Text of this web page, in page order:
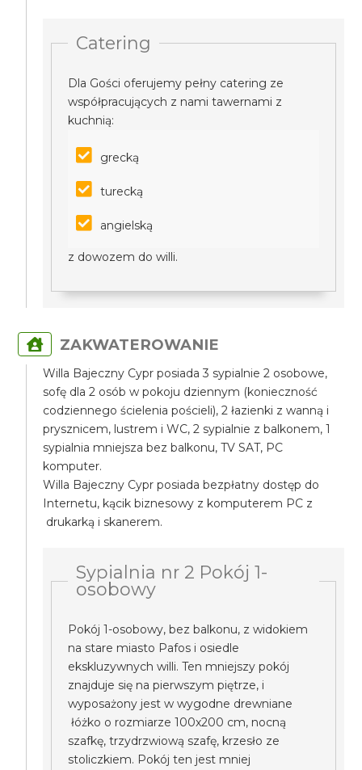
Catering
Dla Gości oferujemy pełny catering ze
współpracujących z nami tawernami z
kuchnią:
grecką
turecką
angielską
z dowozem do willi.
ZAKWATEROWANIE
Willa Bajeczny Cypr posiada 3 sypialnie 2 osobowe,
sofę dla 2 osób w pokoju dziennym (konieczność
codziennego ścielenia pościeli), 2 łazienki z wanną i
prysznicem, lustrem i WC, 2 sypialnie z balkonem, 1
sypialnia mniejsza bez balkonu, TV SAT, PC
komputer.
Willa Bajeczny Cypr posiada bezpłatny dostęp do
Internetu, kącik biznesowy z komputerem PC z
drukarką i skanerem.
Sypialnia nr 2 Pokój 1-
osobowy
Pokój 1-osobowy, bez balkonu, z widokiem
na stare miasto Pafos i osiedle
ekskluzywnych willi. Ten mniejszy pokój
znajduje się na pierwszym piętrze, i
wyposażony jest w wygodne drewniane
łóżko o rozmiarze 100x200 cm, nocną
szafkę, trzydrzwiową szafę, krzesło ze
stoliczkiem. Pokój ten jest mniej